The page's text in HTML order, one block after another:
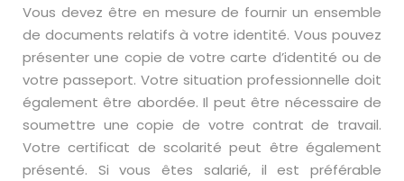
Vous devez être en mesure de fournir un ensemble
de documents relatifs à votre identité. Vous pouvez
présenter une copie de votre carte d’identité ou de
votre passeport. Votre situation professionnelle doit
également être abordée. Il peut être nécessaire de
soumettre une copie de votre contrat de travail.
Votre certificat de scolarité peut être également
présenté. Si vous êtes salarié, il est préférable